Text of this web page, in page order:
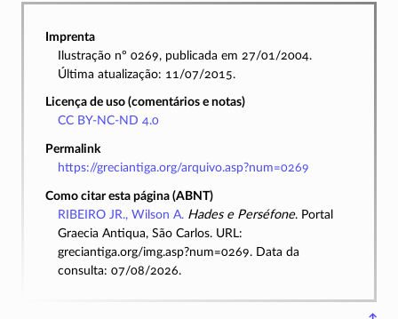
Imprenta
Ilustração nº 0269, publicada em 27/01/2004.
Última atualização: 11/07/2015.
Licença de uso (comentários e notas)
CC BY-NC-ND 4.0
Permalink
https://greciantiga.org/arquivo.asp?num=0269
Como citar esta página (ABNT)
RIBEIRO JR., Wilson A. Hades e Perséfone. Portal
Graecia Antiqua, São Carlos. URL:
greciantiga.org/img.asp?num=0269. Data da
consulta: 07/08/2026.